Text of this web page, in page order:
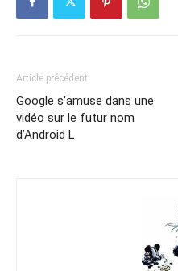
Article précédent
Google s’amuse dans une
vidéo sur le futur nom
d’Android L